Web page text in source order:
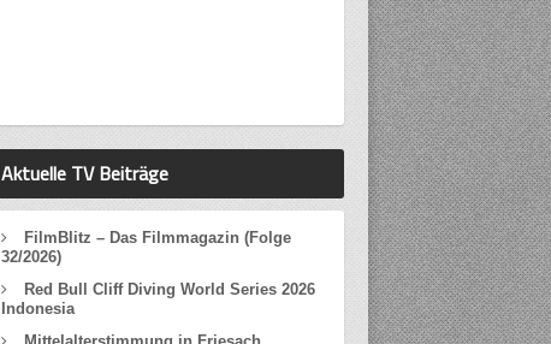
Aktuelle TV Beiträge
FilmBlitz – Das Filmmagazin (Folge
32/2026)
Red Bull Cliff Diving World Series 2026
Indonesia